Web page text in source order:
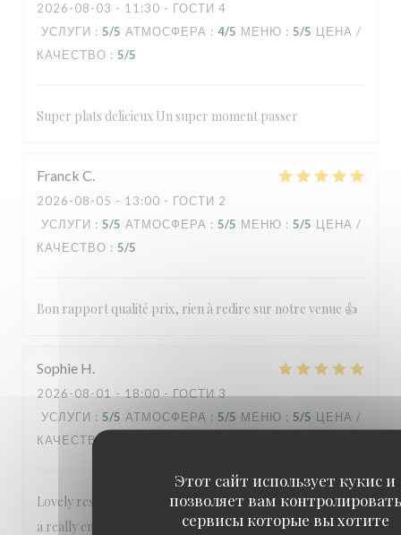
Этот сайт использует кукис и
позволяет вам контролировать
сервисы которые вы хотите
2026-08-03 - 11:30 - ГОСТИ 4
УСЛУГИ : 5/5 АТМОСФЕРА : 4/5 МЕНЮ : 5/5 ЦЕНА /
КАЧЕСТВО : 5/5
Super plats delicieux Un super moment passer
Franck C
2026-08-05 - 13:00 - ГОСТИ 2
УСЛУГИ : 5/5 АТМОСФЕРА : 5/5 МЕНЮ : 5/5 ЦЕНА /
КАЧЕСТВО : 5/5
Bon rapport qualité prix, rien à redire sur notre venue 👍
Sophie H
2026-08-01 - 18:00 - ГОСТИ 3
УСЛУГИ : 5/5 АТМОСФЕРА : 5/5 МЕНЮ : 5/5 ЦЕНА /
КАЧЕСТВО
Lovely restaurant, great food and reasonably priced. Had
a really enjoyable meal. Special thanks to Evan for